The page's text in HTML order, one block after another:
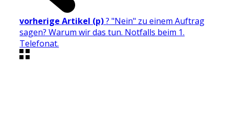
vorherige Artikel (p)? "Nein" zu einem Auftrag
sagen? Warum wir das tun. Notfalls beim 1.
Telefonat.